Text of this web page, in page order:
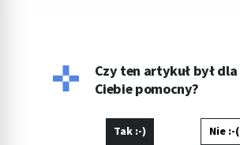
Czy ten artykuł był dla
Ciebie pomocny?
Tak :-) Nie :-(